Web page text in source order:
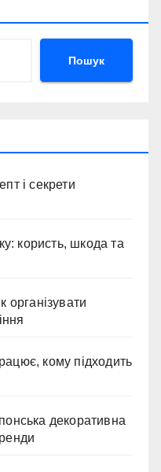
Пошук
і секрети
користь, шкода та
організувати
кому підходить
декоративна